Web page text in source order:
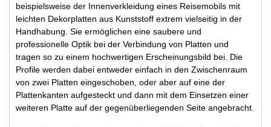
beispielsweise der Innenverkleidung eines Reisemobils mit
leichten Dekorplatten aus Kunststoff extrem vielseitig in der
Handhabung. Sie ermöglichen eine saubere und
professionelle Optik bei der Verbindung von Platten und
tragen so zu einem hochwertigen Erscheinungsbild bei. Die
Profile werden dabei entweder einfach in den Zwischenraum
von zwei Platten eingeschoben, oder aber auf eine der
Plattenkanten aufgesteckt und dann mit dem Einsetzen einer
weiteren Platte auf der gegenüberliegenden Seite angebracht.